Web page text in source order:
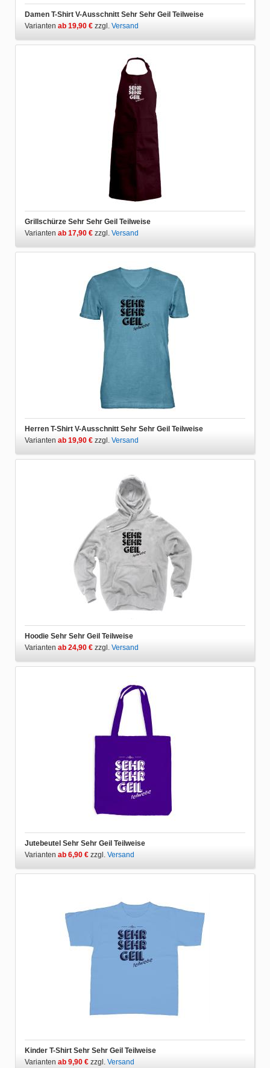
Damen T-Shirt V-Ausschnitt Sehr Sehr Geil Teilweise
Varianten ab 19,90 € zzgl. Versand
Grillschürze Sehr Sehr Geil Teilweise
Varianten ab 17,90 € zzgl. Versand
Herren T-Shirt V-Ausschnitt Sehr Sehr Geil Teilweise
Varianten ab 19,90 € zzgl. Versand
Hoodie Sehr Sehr Geil Teilweise
Varianten ab 24,90 € zzgl. Versand
Jutebeutel Sehr Sehr Geil Teilweise
Varianten ab 6,90 € zzgl. Versand
Kinder T-Shirt Sehr Sehr Geil Teilweise
Varianten ab 9,90 € zzgl. Versand